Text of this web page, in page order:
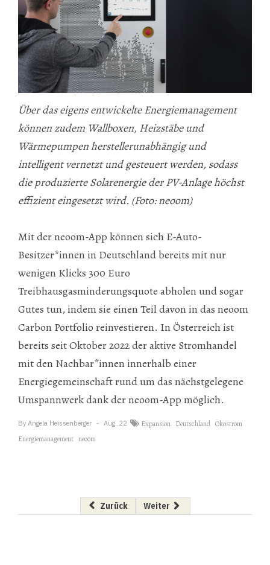
Über das eigens entwickelte Energiemanagement
können zudem Wallboxen, Heizstäbe und
Wärmepumpen herstellerunabhängig und
intelligent vernetzt und gesteuert werden, sodass
die produzierte Solarenergie der PV-Anlage höchst
effizient eingesetzt wird. (Foto: neoom)
Mit der neoom-App können sich E-Auto-
Besitzer*innen in Deutschland bereits mit nur
wenigen Klicks 300 Euro
Treibhausgasminderungsquote abholen und sogar
Gutes tun, indem sie einen Teil davon in das neoom
Carbon Portfolio reinvestieren. In Österreich ist
bereits seit Oktober 2022 der aktive Stromhandel
mit den Nachbar*innen innerhalb einer
Energiegemeinschaft rund um das nächstgelegene
Umspannwerk dank der neoom-App möglich.
By Angela Heissenberger Aug..22 Expansion Deutschland Ökostrom
Energiemanagement neoom
Vorheriger Beitrag: Verstärkung fürs
Zurück Nächster Beitrag: Speichern,
Weiter